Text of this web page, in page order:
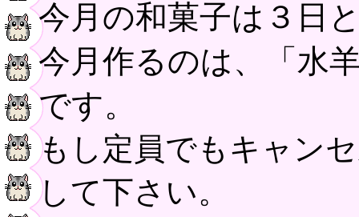
今月の和菓子は３日
今月作るのは、「水
です。
もし定員でもキャン
して下さい。